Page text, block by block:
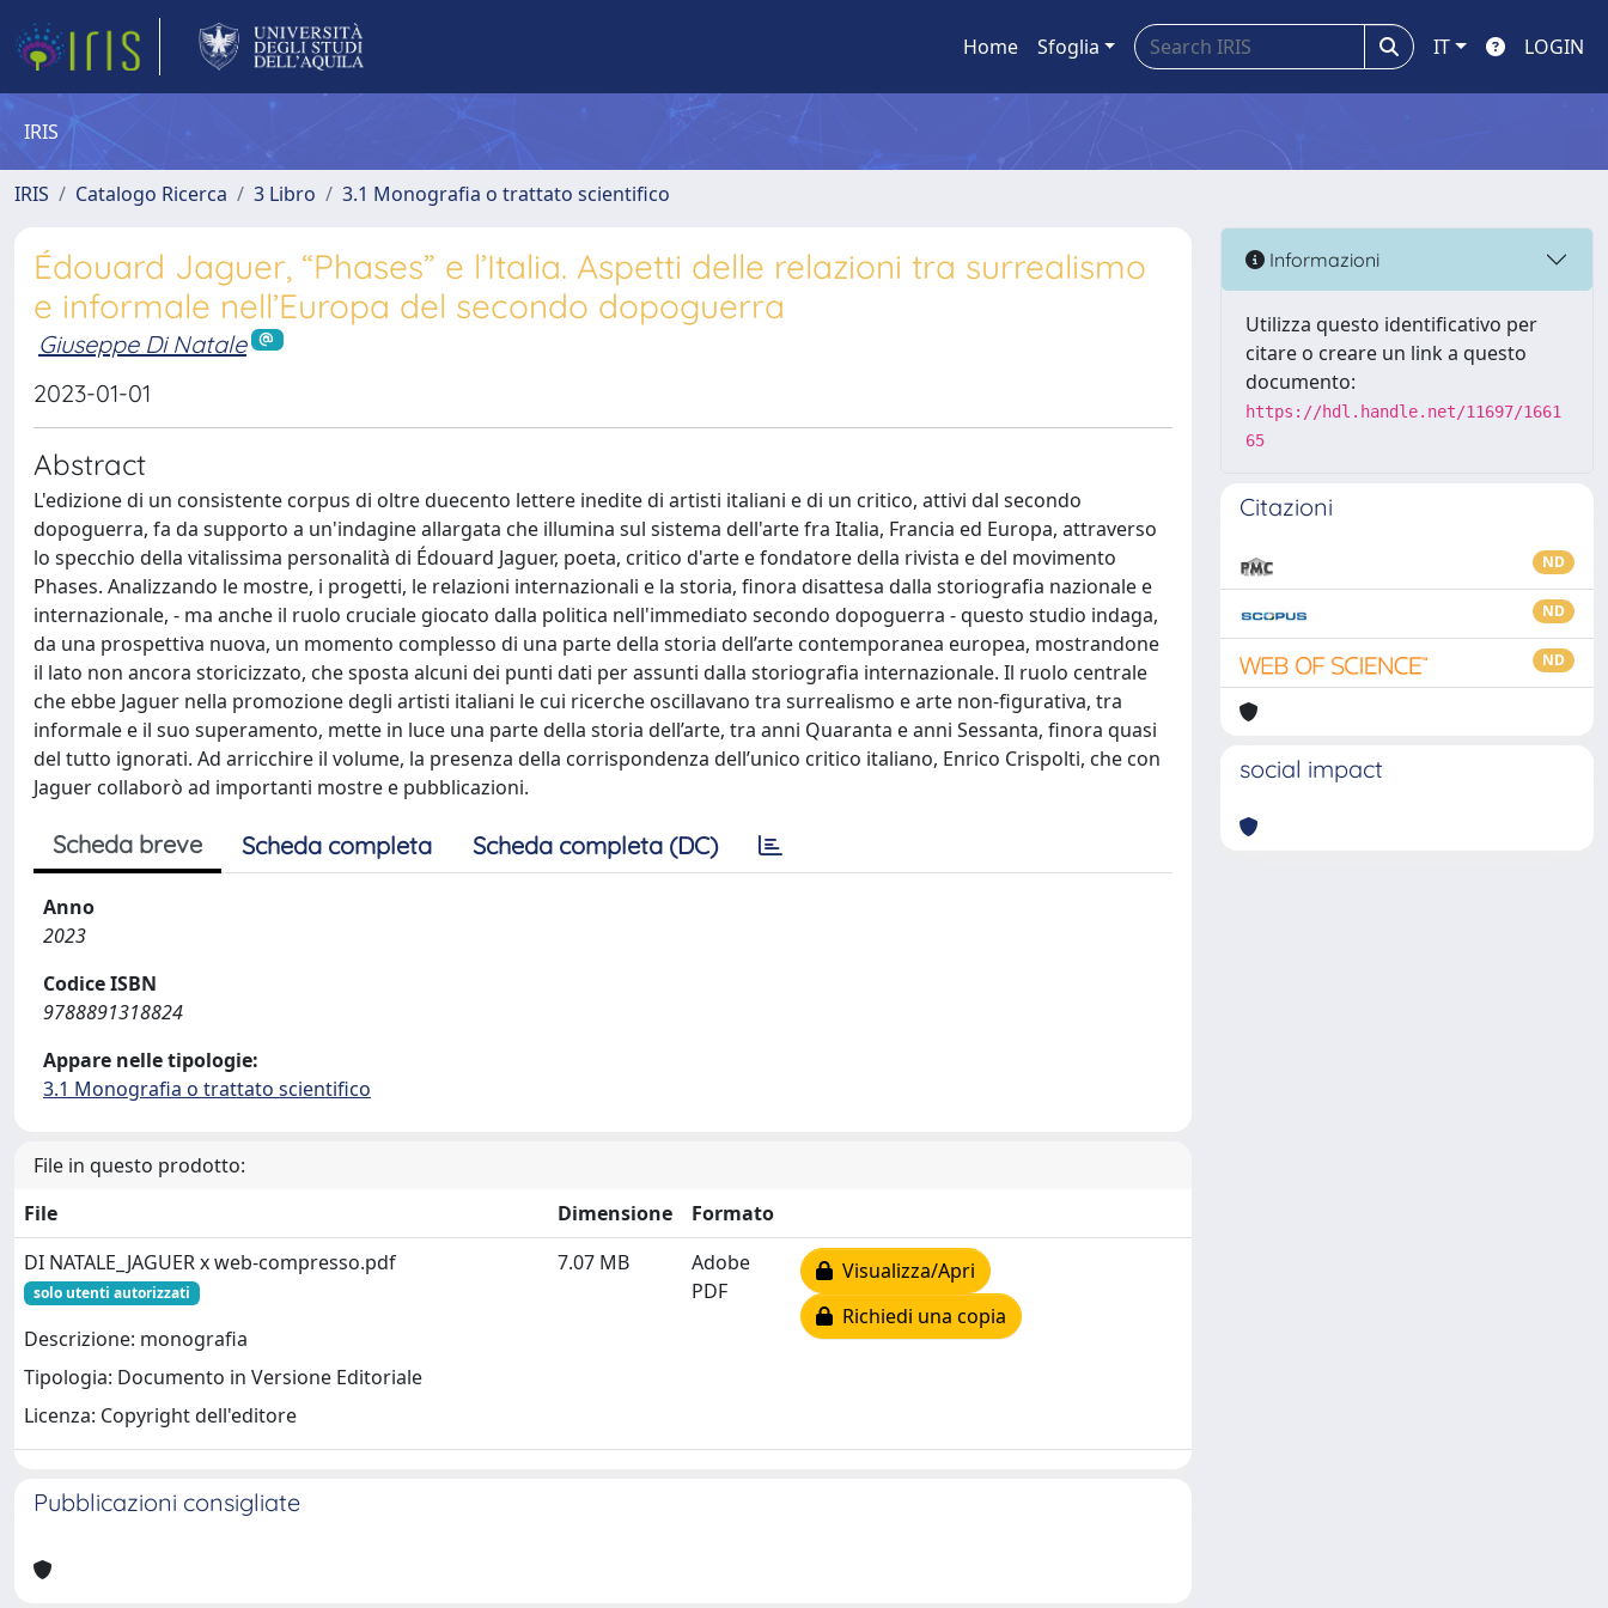
Home Sfoglia IT LOGIN
IRIS
IRIS Catalogo Ricerca 3 Libro 3.1 Monografia o trattato scientifico
Édouard Jaguer, “Phases” e l’Italia. Aspetti delle relazioni tra surrealismo
e informale nell’Europa del secondo dopoguerra
Giuseppe Di Natale
2023-01-01
Abstract
L'edizione di un consistente corpus di oltre duecento lettere inedite di artisti italiani e di un critico, attivi dal secondo
dopoguerra, fa da supporto a un'indagine allargata che illumina sul sistema dell'arte fra Italia, Francia ed Europa, attraverso
lo specchio della vitalissima personalità di Édouard Jaguer, poeta, critico d'arte e fondatore della rivista e del movimento
Phases. Analizzando le mostre, i progetti, le relazioni internazionali e la storia, finora disattesa dalla storiografia nazionale e
internazionale, - ma anche il ruolo cruciale giocato dalla politica nell'immediato secondo dopoguerra - questo studio indaga,
da una prospettiva nuova, un momento complesso di una parte della storia dell’arte contemporanea europea, mostrandone
il lato non ancora storicizzato, che sposta alcuni dei punti dati per assunti dalla storiografia internazionale. Il ruolo centrale
che ebbe Jaguer nella promozione degli artisti italiani le cui ricerche oscillavano tra surrealismo e arte non-figurativa, tra
informale e il suo superamento, mette in luce una parte della storia dell’arte, tra anni Quaranta e anni Sessanta, finora quasi
del tutto ignorati. Ad arricchire il volume, la presenza della corrispondenza dell’unico critico italiano, Enrico Crispolti, che con
Jaguer collaborò ad importanti mostre e pubblicazioni.
Scheda breve Scheda completa Scheda completa (DC)
Anno
2023
Codice ISBN
9788891318824
Appare nelle tipologie:
3.1 Monografia o trattato scientifico
File in questo prodotto:
File
Dimensione
Formato
DI NATALE_JAGUER x web-compresso.pdf
solo utenti autorizzati
Descrizione: monografia
Tipologia: Documento in Versione Editoriale
Licenza: Copyright dell'editore
7.07 MB
Adobe
PDF
Visualizza/Apri
Richiedi una copia
Pubblicazioni consigliate
Informazioni
Utilizza questo identificativo per
citare o creare un link a questo
documento:
https://hdl.handle.net/11697/1661
65
Citazioni
ND
ND
ND
social impact